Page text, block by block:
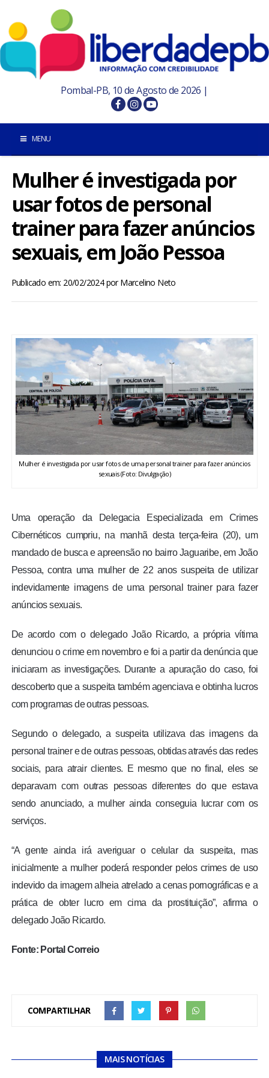
Pombal-PB, 10 de Agosto de 2026 |
MENU
INÍCIO
POMBAL E REGIÃO
ESPORTES
ENTRETENIMENTO
ENQUETE
TV LPB
COLUNISTAS
Mulher é investigada por
usar fotos de personal
trainer para fazer anúncios
sexuais, em João Pessoa
Publicado em: 20/02/2024porMarcelino Neto
Mulher é investigada por usar fotos de uma personal trainer para fazer anúncios
sexuais (Foto: Divulgação)
Uma operação da Delegacia Especializada em Crimes
Cibernéticos cumpriu, na manhã desta terça-feira (20), um
mandado de busca e apreensão no bairro Jaguaribe, em João
Pessoa, contra uma mulher de 22 anos suspeita de utilizar
indevidamente imagens de uma personal trainer para fazer
anúncios sexuais.
De acordo com o delegado João Ricardo, a própria vítima
denunciou o crime em novembro e foi a partir da denúncia que
iniciaram as investigações. Durante a apuração do caso, foi
descoberto que a suspeita também agenciava e obtinha lucros
com programas de outras pessoas.
Segundo o delegado, a suspeita utilizava das imagens da
personal trainer e de outras pessoas, obtidas através das redes
sociais, para atrair clientes. E mesmo que no final, eles se
deparavam com outras pessoas diferentes do que estava
sendo anunciado, a mulher ainda conseguia lucrar com os
serviços.
“A gente ainda irá averiguar o celular da suspeita, mas
inicialmente a mulher poderá responder pelos crimes de uso
indevido da imagem alheia atrelado a cenas pornográficas e a
prática de obter lucro em cima da prostituição”, afirma o
delegado João Ricardo.
Fonte: Portal Correio
COMPARTILHAR
MAIS NOTÍCIAS